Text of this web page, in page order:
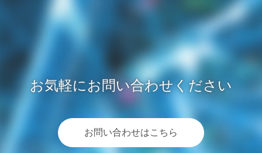
お気軽にお問い合わせください
お問い合わせはこちら